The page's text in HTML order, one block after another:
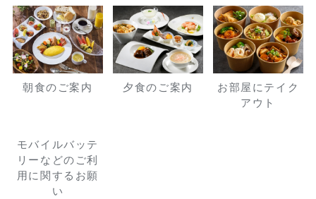
朝食のご案内 夕食のご案内
お部屋にテイク
アウト
モバイルバッテ
リーなどのご利
用に関するお願
い